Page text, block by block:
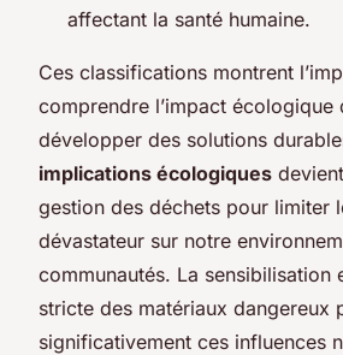
affectant la santé humaine.
Ces classifications montrent
comprendre l’impact écologique
développer des solutions
implications écologiques
gestion des déchets pour limiter
dévastateur sur notre
communautés. La sensibilisation
stricte des matériaux dangereux
significativement ces influences